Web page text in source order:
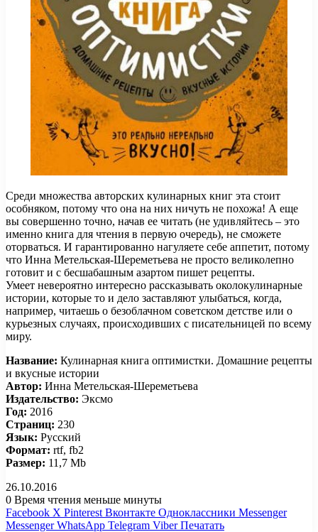
Среди множества авторских кулинарных книг эта стоит
особняком, потому что она на них ничуть не похожа! А еще
вы совершенно точно, начав ее читать (не удивляйтесь – это
именно книга для чтения в первую очередь), не сможете
оторваться. И гарантированно нагуляете себе аппетит, потому
что Инна Метельская-Шереметьева не просто великолепно
готовит и с бесшабашным азартом пишет рецепты.
Умеет невероятно интересно рассказывать околокулинарные
истории, которые то и дело заставляют улыбаться, когда,
например, читаешь о безоблачном советском детстве или о
курьезных случаях, происходивших с писательницей по всему
миру.
Название: Кулинарная книга оптимистки. Домашние рецепты
и вкусные истории
Автор: Инна Метельская-Шереметьева
Издательство: Эксмо
Год: 2016
Страниц: 230
Язык: Русский
Формат: rtf, fb2
Размер: 11,7 Mb
26.10.2016
0 Время чтения меньше минуты
Facebook X Pinterest Вконтакте Одноклассники Messenger
Messenger WhatsApp Telegram Viber Печатать